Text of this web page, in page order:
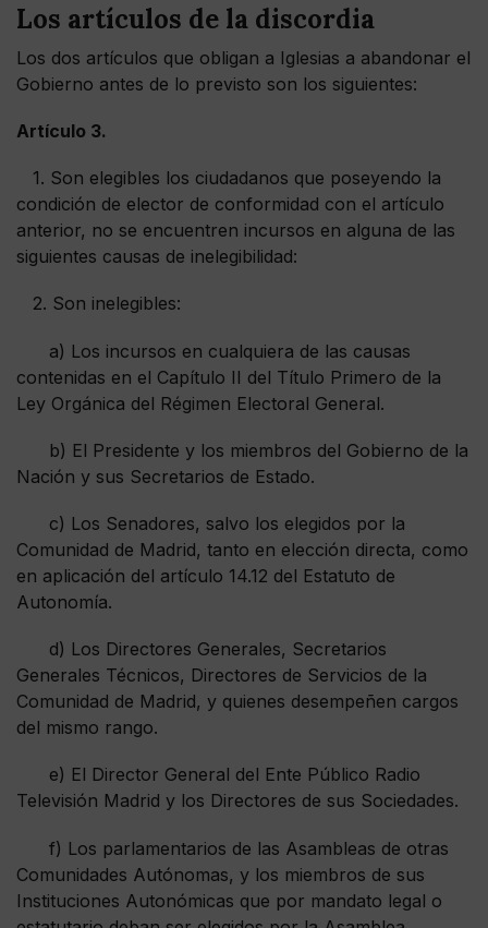
Los artículos de la discordia
Los dos artículos que obligan a Iglesias a abandonar el
Gobierno antes de lo previsto son los siguientes:
Artículo 3.
1. Son elegibles los ciudadanos que poseyendo la
condición de elector de conformidad con el artículo
anterior, no se encuentren incursos en alguna de las
siguientes causas de inelegibilidad:
2. Son inelegibles:
a) Los incursos en cualquiera de las causas
contenidas en el Capítulo II del Título Primero de la
Ley Orgánica del Régimen Electoral General.
b) El Presidente y los miembros del Gobierno de la
Nación y sus Secretarios de Estado.
c) Los Senadores, salvo los elegidos por la
Comunidad de Madrid, tanto en elección directa, como
en aplicación del artículo 14.12 del Estatuto de
Autonomía.
d) Los Directores Generales, Secretarios
Generales Técnicos, Directores de Servicios de la
Comunidad de Madrid, y quienes desempeñen cargos
del mismo rango.
e) El Director General del Ente Público Radio
Televisión Madrid y los Directores de sus Sociedades.
f) Los parlamentarios de las Asambleas de otras
Comunidades Autónomas, y los miembros de sus
Instituciones Autonómicas que por mandato legal o